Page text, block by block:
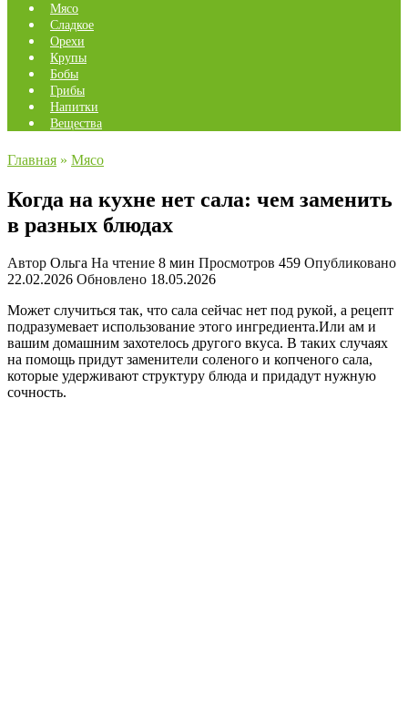
Мясо
Сладкое
Орехи
Крупы
Бобы
Грибы
Напитки
Вещества
Главная » Мясо
Когда на кухне нет сала: чем заменить
в разных блюдах
Автор Ольга На чтение 8 мин Просмотров 459 Опубликовано
22.02.2026 Обновлено 18.05.2026
Может случиться так, что сала сейчас нет под рукой, а рецепт
подразумевает использование этого ингредиента.Или ам и
вашим домашним захотелось другого вкуса. В таких случаях
на помощь придут заменители соленого и копченого сала,
которые удерживают структуру блюда и придадут нужную
сочность.